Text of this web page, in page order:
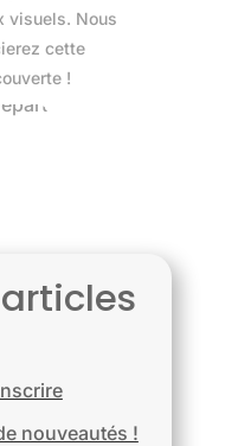
visuels. Nous
cette
!
nouveautés !